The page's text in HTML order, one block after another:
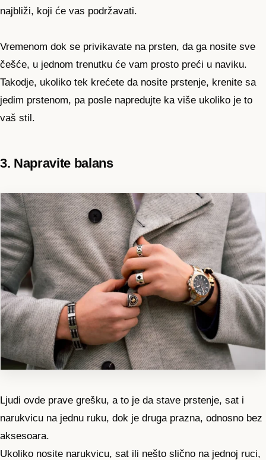
najbliži, koji će vas podržavati.
Vremenom dok se privikavate na prsten, da ga nosite sve
češće, u jednom trenutku će vam prosto preći u naviku.
Takodje, ukoliko tek krećete da nosite prstenje, krenite sa
jedim prstenom, pa posle napredujte ka više ukoliko je to
vaš stil.
3. Napravite balans
Ljudi ovde prave grešku, a to je da stave prstenje, sat i
narukvicu na jednu ruku, dok je druga prazna, odnosno bez
aksesoara.
Ukoliko nosite narukvicu, sat ili nešto slično na jednoj ruci,